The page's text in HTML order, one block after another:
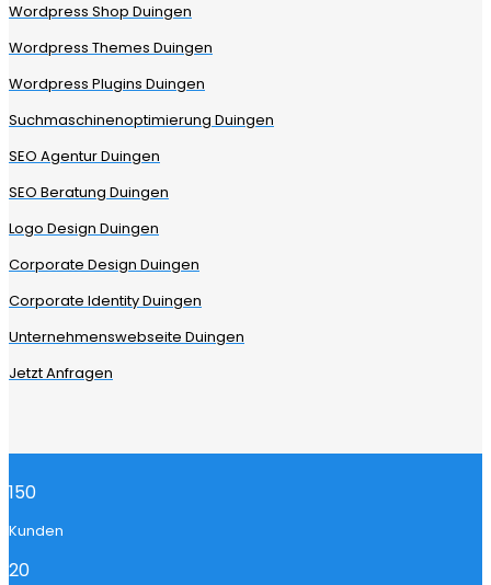
Wordpress Shop Duingen
Wordpress Themes Duingen
Wordpress Plugins Duingen
Suchmaschinenoptimierung Duingen
SEO Agentur Duingen
SEO Beratung Duingen
Logo Design Duingen
Corporate Design Duingen
Corporate Identity Duingen
Unternehmenswebseite Duingen
Jetzt Anfragen
150
Kunden
20